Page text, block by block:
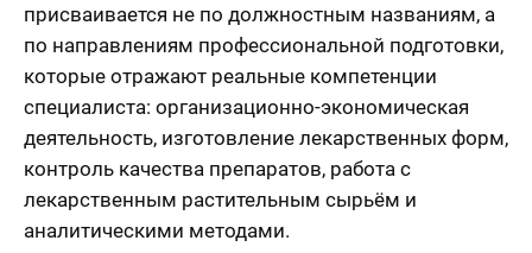
присваивается не по должностным названиям, а
по направлениям профессиональной подготовки,
которые отражают реальные компетенции
специалиста: организационно-экономическая
деятельность, изготовление лекарственных форм,
контроль качества препаратов, работа с
лекарственным растительным сырьём и
аналитическими методами.